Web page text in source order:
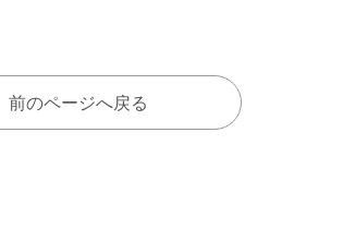
前のページへ戻る